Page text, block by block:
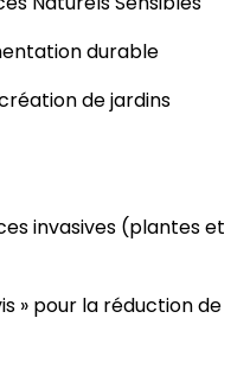
durable
de jardins
invasives (plantes et
» pour la réduction de